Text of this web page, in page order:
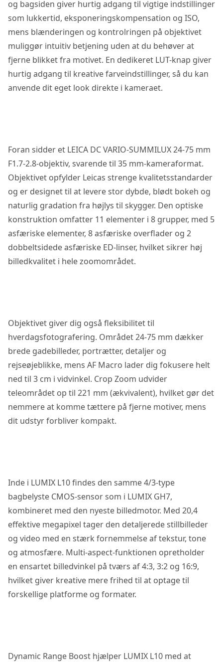
og bagsiden giver hurtig adgang til vigtige indstillinger
som lukkertid, eksponeringskompensation og ISO,
mens blænderingen og kontrolringen på objektivet
muliggør intuitiv betjening uden at du behøver at
fjerne blikket fra motivet. En dedikeret LUT-knap giver
hurtig adgang til kreative farveindstillinger, så du kan
anvende dit eget look direkte i kameraet.
Foran sidder et LEICA DC VARIO-SUMMILUX 24-75 mm
F1.7-2.8-objektiv, svarende til 35 mm-kameraformat.
Objektivet opfylder Leicas strenge kvalitetsstandarder
og er designet til at levere stor dybde, blødt bokeh og
naturlig gradation fra højlys til skygger. Den optiske
konstruktion omfatter 11 elementer i 8 grupper, med 5
asfæriske elementer, 8 asfæriske overflader og 2
dobbeltsidede asfæriske ED-linser, hvilket sikrer høj
billedkvalitet i hele zoomområdet.
Objektivet giver dig også fleksibilitet til
hverdagsfotografering. Området 24-75 mm dækker
brede gadebilleder, portrætter, detaljer og
rejseøjeblikke, mens AF Macro lader dig fokusere helt
ned til 3 cm i vidvinkel. Crop Zoom udvider
teleområdet op til 221 mm (ækvivalent), hvilket gør det
nemmere at komme tættere på fjerne motiver, mens
dit udstyr forbliver kompakt.
Inde i LUMIX L10 findes den samme 4/3-type
bagbelyste CMOS-sensor som i LUMIX GH7,
kombineret med den nyeste billedmotor. Med 20,4
effektive megapixel tager den detaljerede stillbilleder
og video med en stærk fornemmelse af tekstur, tone
og atmosfære. Multi-aspect-funktionen opretholder
en ensartet billedvinkel på tværs af 4:3, 3:2 og 16:9,
hvilket giver kreative mere frihed til at optage til
forskellige platforme og formater.
Dynamic Range Boost hjælper LUMIX L10 med at